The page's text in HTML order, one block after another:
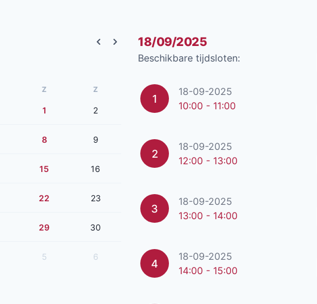
Previous month
Next month
Z Z
1 2
8 9
15 16
22 23
29 30
5 6
18/09/2025
Beschikbare tijdsloten:
1
18-09-2025
10:00 - 11:00
2
18-09-2025
12:00 - 13:00
3
18-09-2025
13:00 - 14:00
4
18-09-2025
14:00 - 15:00